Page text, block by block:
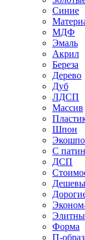
Синие
МДФ
Эмаль
Акрил
Береза
Дерево
Дуб
ЛДСП
Массив
Шпон
С
ДСП
Форма
П-